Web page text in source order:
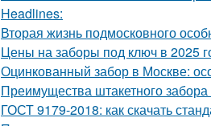
Headlines:
Вторая жизнь подмосковного
Цены на заборы под ключ в 2025
Оцинкованный забор в Москве:
Преимущества штакетного
ГОСТ 9179-2018: как скачать